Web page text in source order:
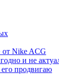
от Nike ACG
и не
продвигаю